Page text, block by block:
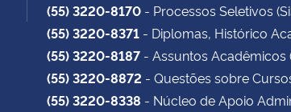
(55) 3220-8170 - Processos Seletivos
(55) 3220-8371 - Diplomas, Histórico
(55) 3220-8187 - Assuntos Acadêmicos
(55) 3220-8872 - Questões sobre
(55) 3220-8338 - Núcleo de Apoio